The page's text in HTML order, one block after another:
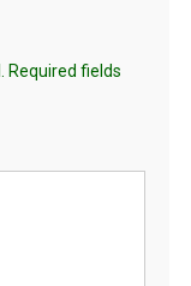
Required fields